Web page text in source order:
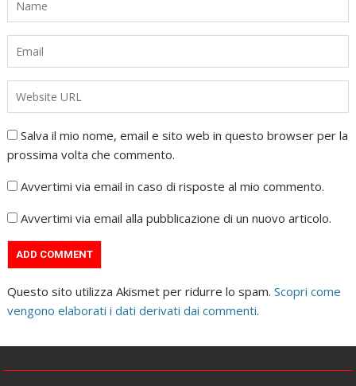
Salva il mio nome, email e sito web in questo browser per la
prossima volta che commento.
Avvertimi via email in caso di risposte al mio commento.
Avvertimi via email alla pubblicazione di un nuovo articolo.
Questo sito utilizza Akismet per ridurre lo spam.Scopri come
vengono elaborati i dati derivati dai commenti.